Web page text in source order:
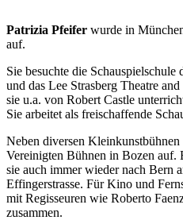
Patrizia Pfeifer wurde in
auf.
Sie besuchte die
und das Lee Strasberg Theatre
sie u.a. von Robert Castle
Sie arbeitet als freischaffende
Neben diversen
Vereinigten Bühnen in Bozen auf.
sie auch immer wieder nach Bern
Effingerstrasse. Für Kino und
mit Regisseuren wie Roberto
zusammen.